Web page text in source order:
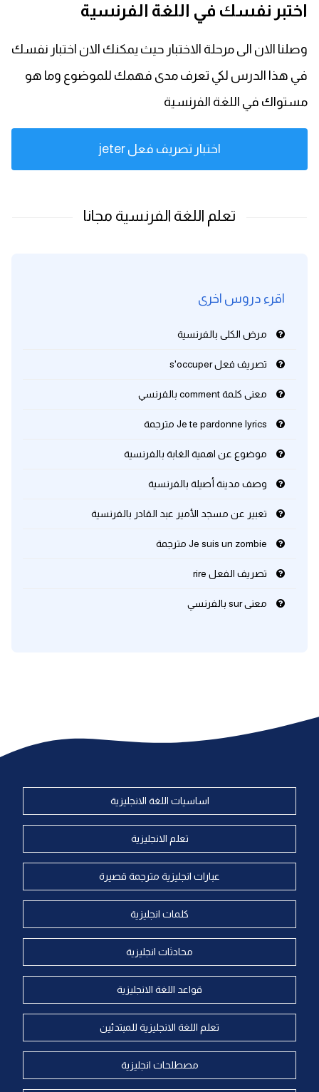
اختبر نفسك في اللغة الفرنسية
وصلنا الان الى مرحلة الاختبار حيث يمكنك الان اختبار نفسك
في هذا الدرس لكي تعرف مدى فهمك للموضوع وما هو
مستواك في اللغة الفرنسية
اختبار تصريف فعل jeter
اقرء دروس اخرى
مرض الكلى بالفرنسية
تصريف فعل s'occuper
معنى كلمة comment بالفرنسي
Je te pardonne lyrics مترجمة
موضوع عن اهمية الغابة بالفرنسية
وصف مدينة أصيلة بالفرنسية
تعبير عن مسجد الأمير عبد القادر بالفرنسية
Je suis un zombie مترجمة
تصريف الفعل rire
معنى sur بالفرنسي
اساسيات اللغة الانجليزية
تعلم الانجليزية
عبارات انجليزية مترجمة قصيرة
كلمات انجليزية
محادثات انجليزية
قواعد اللغة الانجليزية
تعلم اللغة الانجليزية للمبتدئين
مصطلحات انجليزية